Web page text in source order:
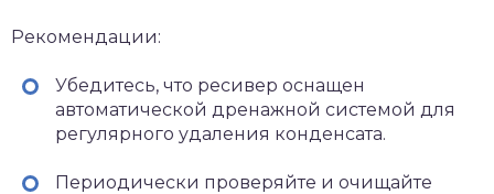
Рекомендации:
Убедитесь, что ресивер оснащен
автоматической дренажной системой для
регулярного удаления конденсата.
Периодически проверяйте и очищайте